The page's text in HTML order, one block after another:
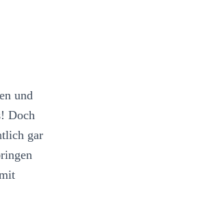
und
Doch
gar